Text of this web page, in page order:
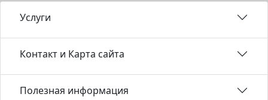
Услуги
Контакт и Карта сайта
Полезная информация